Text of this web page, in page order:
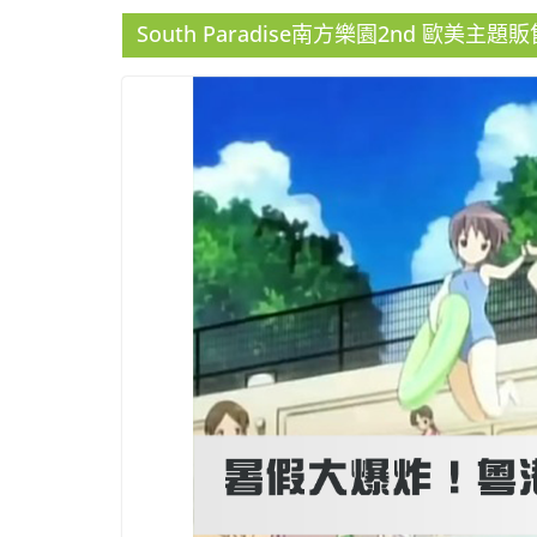
South Paradise南方樂園2nd 歐美主題販